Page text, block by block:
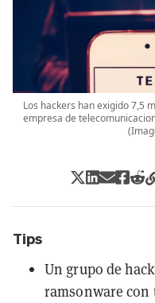
Los hackers han exigido 7,5
empresa de
Tips
Un grupo de
ramsonware con